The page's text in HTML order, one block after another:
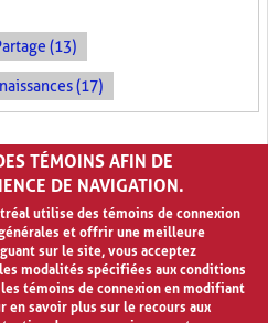
(13)
(17)
TÉMOINS AFIN DE
DE NAVIGATION.
utilise des témoins de connexion
et offrir une meilleure
sur le site, vous acceptez
modalités spécifiées aux conditions
témoins de connexion en modifiant
en savoir plus sur le recours aux